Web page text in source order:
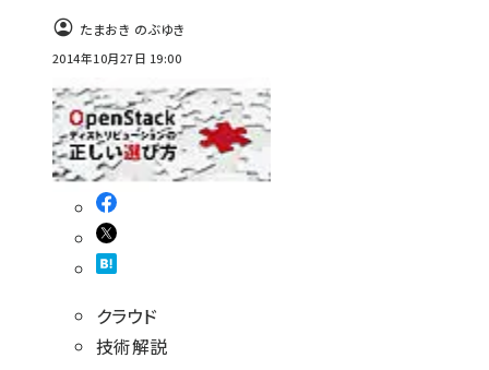
たまおき のぶゆき
2014年10月27日 19:00
クラウド
技術解説